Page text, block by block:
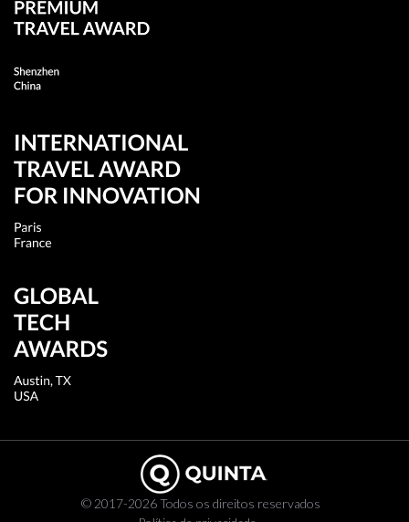
© 2017-2026 Todos os direitos reservados